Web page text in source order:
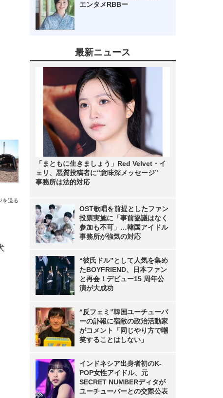
を送る
エンタメRBBー
最新ニュース
「まともに生きましょう」Red Velvet・イ
ェリ、悪質投稿者に“意味深メッセージ”
事務所は法的対応
OST歌唱を前提としたファン
投票実施に「事前協議はなく
参加も不可」…韓国アイドル
事務所が強気の対応
“彼氏ドル”として人気を集め
たBOYFRIEND、日本ファン
と再会！デビュー15 周年公
演が大成功
“反フェミ”韓国ユーチューバ
ーの訃報に宿敵の政治活動家
がコメント「同じやり方で嘲
笑することはしない」
インドネシア出身者初のK-
POP女性アイドル、元
SECRET NUMBERディタが
ユーチューバーとの交際公表